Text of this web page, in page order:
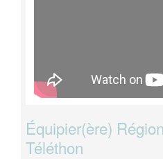
Équipier(ère)
Téléthon